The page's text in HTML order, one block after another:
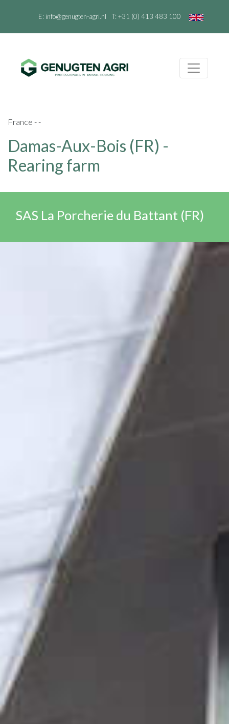
E: info@genugten-agri.nl T: +31 (0) 413 483 100
France - -
Damas-Aux-Bois (FR) -
Rearing farm
SAS La Porcherie du Battant (FR)